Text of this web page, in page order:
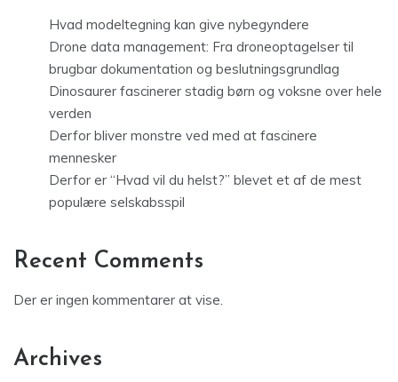
Hvad modeltegning kan give nybegyndere
Drone data management: Fra droneoptagelser til
brugbar dokumentation og beslutningsgrundlag
Dinosaurer fascinerer stadig børn og voksne over hele
verden
Derfor bliver monstre ved med at fascinere
mennesker
Derfor er “Hvad vil du helst?” blevet et af de mest
populære selskabsspil
Recent Comments
Der er ingen kommentarer at vise.
Archives